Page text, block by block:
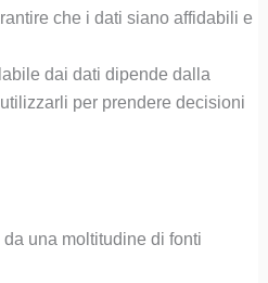
che i dati siano affidabili e
dai dati dipende dalla
per prendere decisioni
da una moltitudine di fonti